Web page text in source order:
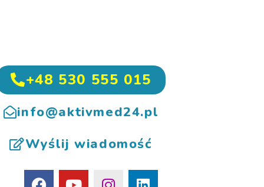
+48 530 555 015
info@aktivmed24.pl
Wyślij wiadomość